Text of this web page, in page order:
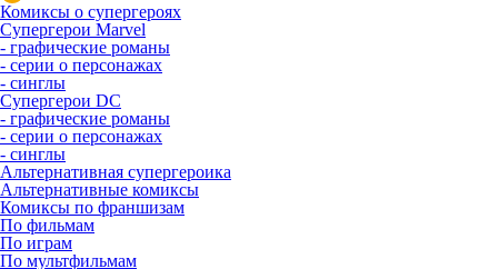
Комиксы о супергероях
Супергерои Marvel
- графические романы
- серии о персонажах
- синглы
Супергерои DC
- графические романы
- серии о персонажах
- синглы
Альтернативная супергероика
Альтернативные комиксы
Комиксы по франшизам
По фильмам
По играм
По мультфильмам